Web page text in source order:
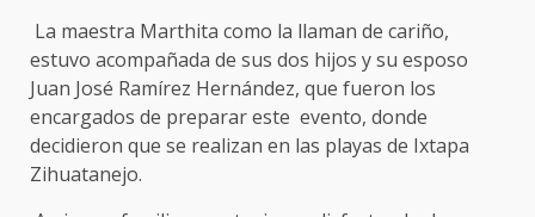
La maestra Marthita como la llaman de cariño,
estuvo acompañada de sus dos hijos y su esposo
Juan José Ramírez Hernández, que fueron los
encargados de preparar este evento, donde
decidieron que se realizan en las playas de Ixtapa
Zihuatanejo.